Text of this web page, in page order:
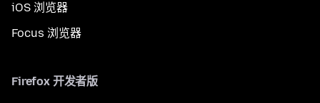
iOS 浏览器
Focus 浏览器
Firefox 开发者版